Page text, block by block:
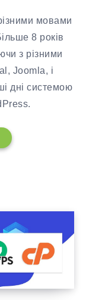
мовами
8 років
з різними
Joomla, і
дні системою